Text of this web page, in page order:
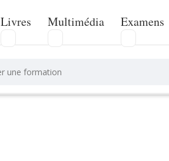
Livres Multimédia Examens